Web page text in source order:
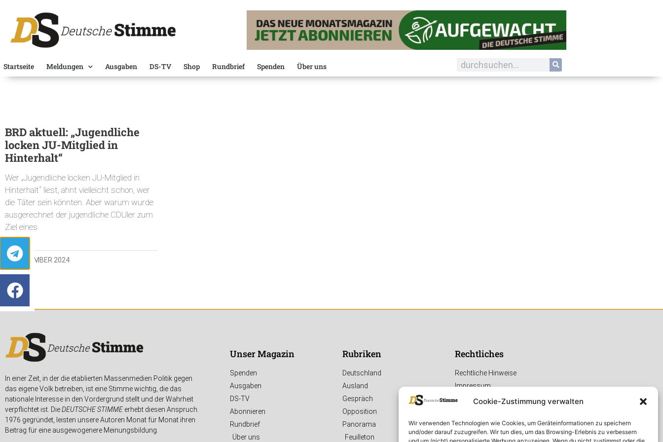
Cookie-Zustimmung verwalten
Wir verwenden Technologien wie Cookies, um Geräteinformationen zu speichern
und/oder darauf zuzugreifen. Wir tun dies, um das Browsing-Erlebnis zu verbessern
Startseite Meldungen Ausgaben DS-TV Shop Rundbrief Spenden Über uns
BRD aktuell: „Jugendliche
locken JU-Mitglied in
Hinterhalt“
Wer „Jugendliche locken JU-Mitglied in
Hinterhalt“ liest, ahnt vielleicht schon, wer
die Täter sein könnten. Aber warum wurde
ausgerechnet der jugendliche CDUler zum
Ziel eines
28. NOVEMBER 2024
In einer Zeit, in der die etablierten Massenmedien Politik gegen
das eigene Volk betreiben, ist eine Stimme wichtig, die das
nationale Interesse in den Vordergrund stellt und der Wahrheit
verpflichtet ist. DieDEUTSCHE STIMMEerhebt diesen Anspruch.
1976 gegründet, leisten unsere Autoren Monat für Monat ihren
Beitrag für eine ausgewogenere Meinungsbildung.
Unser Magazin
Spenden
Ausgaben
DS-TV
Abonnieren
Rundbrief
Über uns
Rubriken
Deutschland
Ausland
Gespräch
Opposition
Panorama
Feuilleton
Rechtliches
Rechtliche Hinweise
Impressum
Datenschutzerklärung